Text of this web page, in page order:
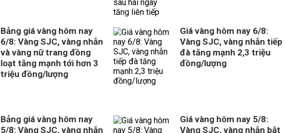
Bảng giá vàng hôm nay
6/8: Vàng SJC, vàng nhẫn
và vàng nữ trang đồng
loạt tăng mạnh tới hơn 3
triệu đồng/lượng
Giá vàng hôm nay 6/8:
Vàng SJC, vàng nhẫn tiếp
đà tăng mạnh 2,3 triệu
đồng/lượng
Bảng giá vàng hôm nay
5/8: Vàng SJC, vàng nhẫn
Giá vàng hôm nay 5/8:
Vàng SJC, vàng nhẫn bật